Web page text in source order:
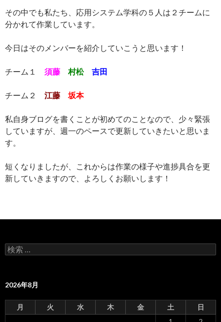
その中でも私たち、応用システム学科の５人は２チームに
分かれて作業しています。
今日はそのメンバーを紹介していこうと思います！
チーム１ 須藤 村松 吉田
チーム２ 江藤 坂本
私自身ブログを書くことが初めてのことなので、少々緊張
していますが、週一のペースで更新していきたいと思いま
す。
短くなりましたが、これからは作業の様子や進捗具合を更
新していきますので、よろしくお願いします！
検
索
2026年8月
月 火 水 木 金 土
日